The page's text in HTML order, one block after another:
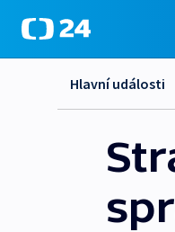
Hlavní události